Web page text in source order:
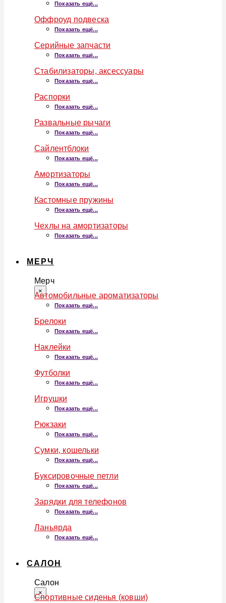
Показать ещё...
Оффроуд подвеска
Показать ещё...
Серийные запчасти
Показать ещё...
Стабилизаторы, аксессуары
Показать ещё...
Распорки
Показать ещё...
Развальные рычаги
Показать ещё...
Сайлентблоки
Показать ещё...
Амортизаторы
Показать ещё...
Кастомные пружины
Показать ещё...
Чехлы на амортизаторы
Показать ещё...
МЕРЧ
Мерч
×
Автомобильные ароматизаторы
Показать ещё...
Брелоки
Показать ещё...
Наклейки
Показать ещё...
Футболки
Показать ещё...
Игрушки
Показать ещё...
Рюкзаки
Показать ещё...
Сумки, кошельки
Показать ещё...
Буксировочные петли
Показать ещё...
Зарядки для телефонов
Показать ещё...
Ланьярда
Показать ещё...
САЛОН
Салон
×
Спортивные сиденья (ковши)